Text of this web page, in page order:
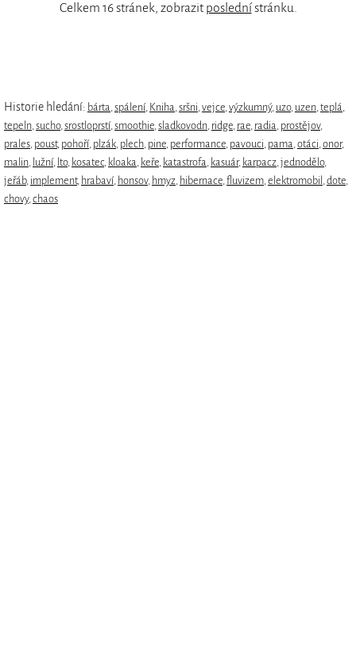
Celkem 16 stránek, zobrazitposlednístránku.
Historie hledání: bárta,spálení, Kniha,sršni,vejce,výzkumný, uzo, uzen,teplá,
tepeln,sucho,srostloprstí,smoothie,sladkovodn, ridge, rae, radia, prostějov,
prales, poust, pohoří, plzák, plech, pine, performance, pavouci, pama,otáci,onor,
malin, lužní, lto, kosatec, kloaka, keře, katastrofa, kasuár, karpacz,jednodělo,
jeřáb, implement, hrabaví, honsov, hmyz, hibernace,fluvizem,elektromobil ,dote,
chovy,chaos